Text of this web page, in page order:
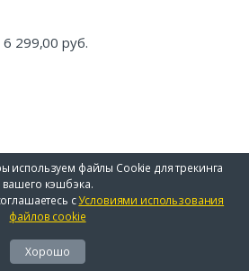
6 299,00 руб.
используем файлы Cookie для трекинга
вашего кэшбэка.
сУсловиями использования
файлов cookie
Хорошо